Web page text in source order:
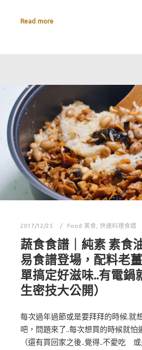
Read more
2017/12/25 Food 美食 快速料理食譜
蔬食食譜｜純素 素食
易食譜登場，配料老
單搞定好滋味..有電鍋
生密技大公開）
每次過年過節或是要拜拜的時候.就
吧，問題來了..每次想買的時候就怕
（還有買回家之後..覺得..不愛吃